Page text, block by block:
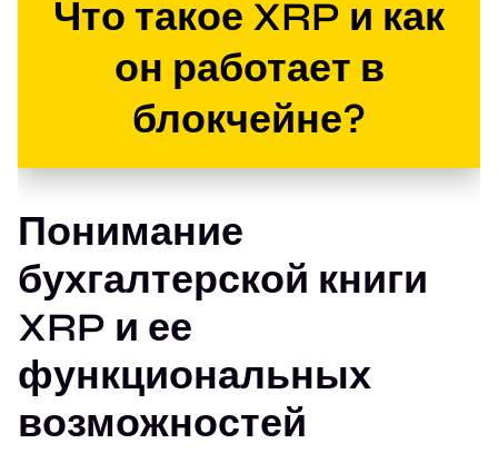
Что такое XRP и как
он работает в
блокчейне?
Понимание
бухгалтерской книги
XRP и ее
функциональных
возможностей